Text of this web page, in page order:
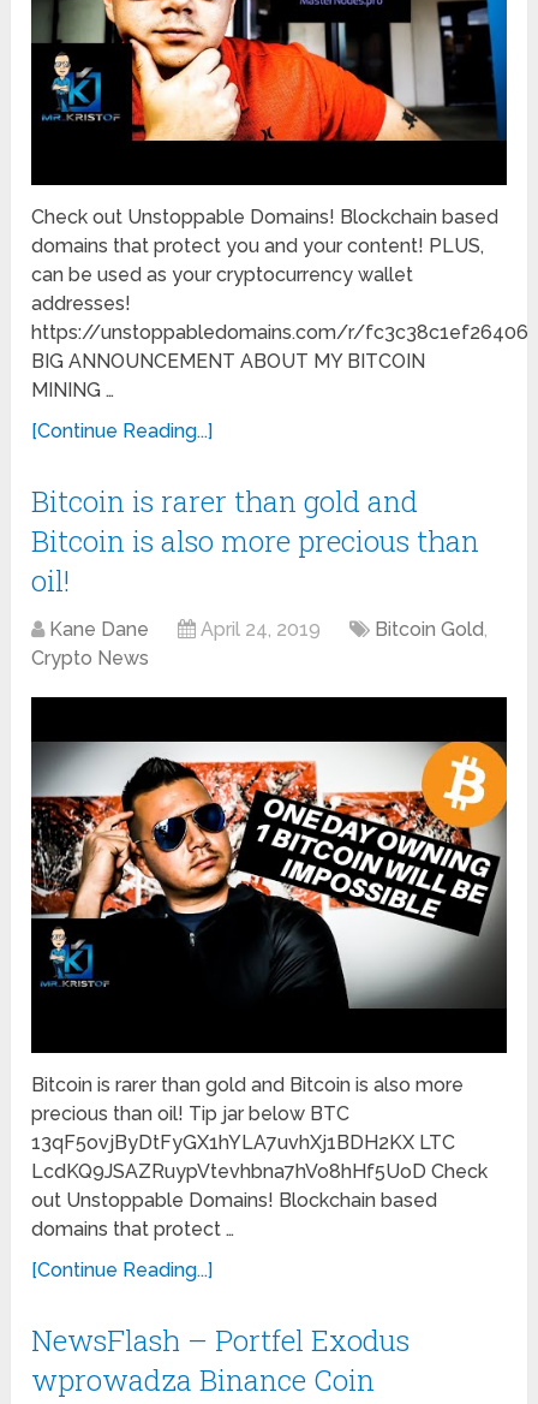
Check out Unstoppable Domains! Blockchain based
domains that protect you and your content! PLUS,
can be used as your cryptocurrency wallet
addresses!
https://unstoppabledomains.com/r/fc3c38c1ef26406
BIG ANNOUNCEMENT ABOUT MY BITCOIN
MINING …
[Continue Reading...]
Bitcoin is rarer than gold and
Bitcoin is also more precious than
oil!
Kane Dane April 24, 2019 Bitcoin Gold,
Crypto News
Bitcoin is rarer than gold and Bitcoin is also more
precious than oil! Tip jar below BTC
13qF5ovjByDtFyGX1hYLA7uvhXj1BDH2KX LTC
LcdKQ9JSAZRuypVtevhbna7hVo8hHf5UoD Check
out Unstoppable Domains! Blockchain based
domains that protect …
[Continue Reading...]
NewsFlash – Portfel Exodus
wprowadza Binance Coin